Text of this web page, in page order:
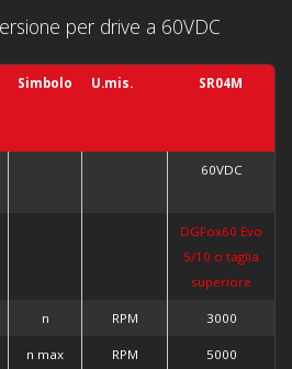
per drive a 60VDC
Simbolo U.mis. SR04M
60VDC
DGFox60 Evo
5/10 o taglia
superiore
n RPM 3000
n max RPM 5000